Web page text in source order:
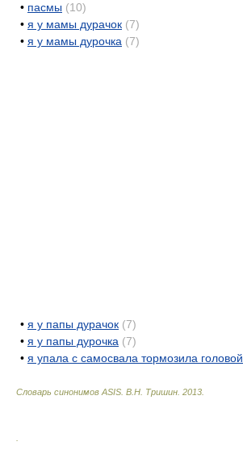
• пасмы (10)
• я у мамы дурачок (7)
• я у мамы дурочка (7)
• я у папы дурачок (7)
• я у папы дурочка (7)
• я упала с самосвала тормозила головой
Словарь синонимов ASIS. В.Н. Тришин 2013